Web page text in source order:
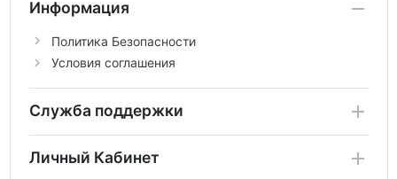
Информация
Политика Безопасности
Условия соглашения
Служба поддержки
Личный Кабинет